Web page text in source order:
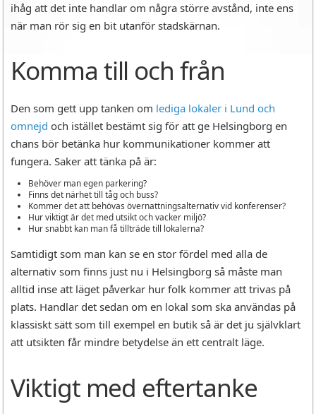
ihåg att det inte handlar om några större avstånd, inte ens
när man rör sig en bit utanför stadskärnan.
Komma till och från
Den som gett upp tanken om lediga lokaler i Lund och
omnejd och istället bestämt sig för att ge Helsingborg en
chans bör betänka hur kommunikationer kommer att
fungera. Saker att tänka på är:
Behöver man egen parkering?
Finns det närhet till tåg och buss?
Kommer det att behövas övernattningsalternativ vid konferenser?
Hur viktigt är det med utsikt och vacker miljö?
Hur snabbt kan man få tillträde till lokalerna?
Samtidigt som man kan se en stor fördel med alla de
alternativ som finns just nu i Helsingborg så måste man
alltid inse att läget påverkar hur folk kommer att trivas på
plats. Handlar det sedan om en lokal som ska användas på
klassiskt sätt som till exempel en butik så är det ju självklart
att utsikten får mindre betydelse än ett centralt läge.
Viktigt med eftertanke